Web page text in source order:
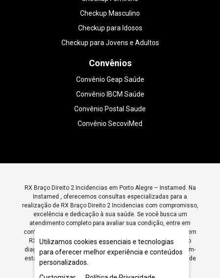
Checkup Masculino
Checkup para Idosos
Checkup para Jovens e Adultos
Convênios
Convênio Geap Saúde
Convênio IBCM Saúde
Convênio Postal Saude
Convênio SecoviMed
RX Braço Direito 2 Incidencias em Porto Alegre – Instamed. Na
Instamed , oferecemos consultas especializadas para a
realização de RX Braço Direito 2 Incidencias com compromisso,
excelência e dedicação à sua saúde. Se você busca um
atendimento completo para avaliar sua condição, entre em
contato conosco e agende sua consulta. Somos referência em
RX Braço Direito 2 Incidencias em Porto Alegre , garantindo
diagnósticos precisos e tratamentos eficazes para o seu bem-
estar. Agende sua consulta hoje mesmo e cuide da sua saúde
Utilizamos cookies essenciais e tecnologias
para oferecer melhor experiência e conteúdos
personalizados.